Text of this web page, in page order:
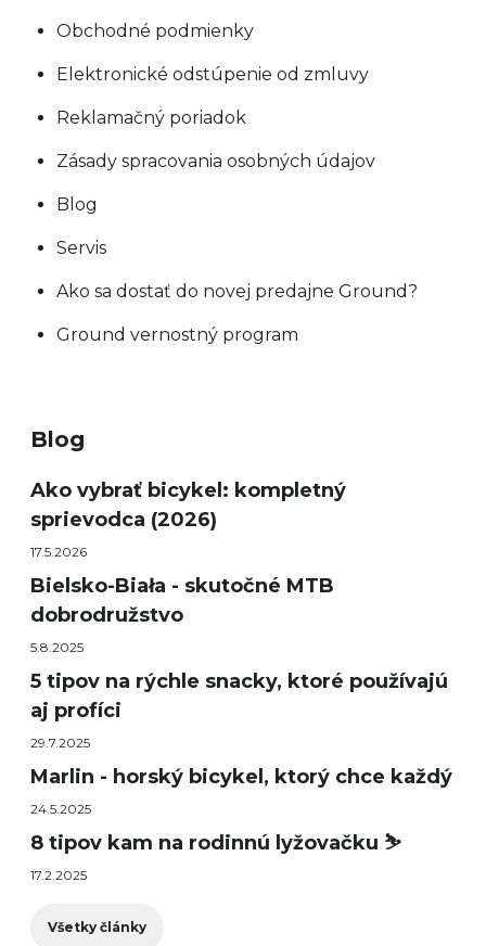
Obchodné podmienky
Elektronické odstúpenie od zmluvy
Reklamačný poriadok
Zásady spracovania osobných údajov
Blog
Servis
Ako sa dostať do novej predajne Ground?
Ground vernostný program
Blog
Ako vybrať bicykel: kompletný
sprievodca (2026)
17.5.2026
Bielsko-Biała - skutočné MTB
dobrodružstvo
5.8.2025
5 tipov na rýchle snacky, ktoré používajú
aj profíci
29.7.2025
Marlin - horský bicykel, ktorý chce každý
24.5.2025
8 tipov kam na rodinnú lyžovačku ⛷️
17.2.2025
Všetky články